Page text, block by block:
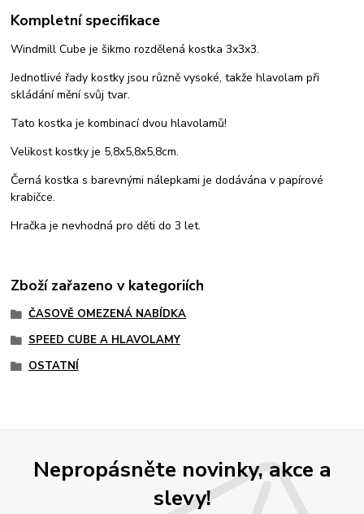
Kompletní specifikace
Windmill Cube je šikmo rozdělená kostka 3x3x3.
Jednotlivé řady kostky jsou různě vysoké, takže hlavolam při
skládání mění svůj tvar.
Tato kostka je kombinací dvou hlavolamů!
Velikost kostky je 5,8x5,8x5,8cm.
Černá kostka s barevnými nálepkami je dodávána v papírové
krabičce.
Hračka je nevhodná pro děti do 3 let.
Zboží zařazeno v kategoriích
ČASOVĚ OMEZENÁ NABÍDKA
SPEED CUBE A HLAVOLAMY
OSTATNÍ
Nepropásněte novinky, akce a
slevy!